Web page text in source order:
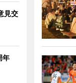
見交
年